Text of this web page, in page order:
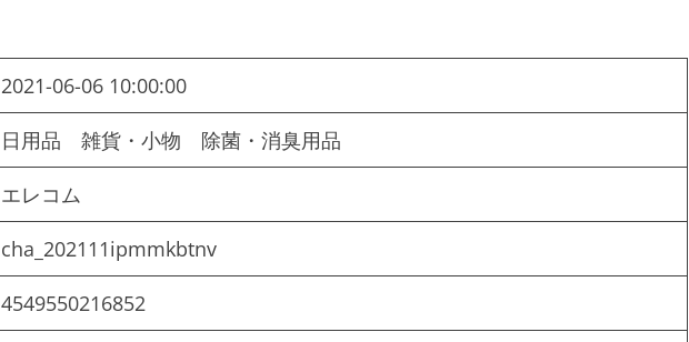
2021-06-06 10:00:00
日用品 雑貨・小物 除菌・消臭用品
エレコム
cha_202111ipmmkbtnv
4549550216852